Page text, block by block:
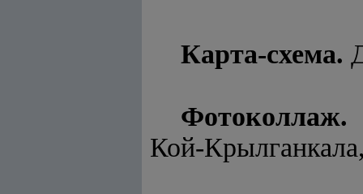
Карта-схема.
Фотоколлаж.
Кой-